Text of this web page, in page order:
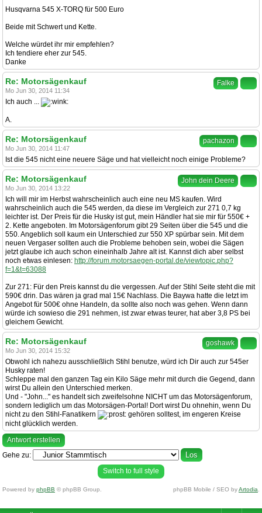
Husqvarna 545 X-TORQ für 500 Euro
Beide mit Schwert und Kette.
Welche würdet ihr mir empfehlen?
Ich tendiere eher zur 545.
Danke
Falke
Re: Motorsägenkauf
Mo Jun 30, 2014 11:34
Ich auch ...
A.
pachazon
Re: Motorsägenkauf
Mo Jun 30, 2014 11:47
Ist die 545 nicht eine neuere Säge und hat vielleicht noch einige Probleme?
John dein Deere
Re: Motorsägenkauf
Mo Jun 30, 2014 13:22
Ich will mir im Herbst wahrscheinlich auch eine neu MS kaufen. Wird
wahrscheinlich auch die 545 werden, da diese im Vergleich zur 271 0,7 kg
leichter ist. Der Preis für die Husky ist gut, mein Händler hat sie mir für 550€ +
2. Kette angeboten. Im Motorsägenforum gibt 29 Seiten über die 545 und die
550. Angeblich soll kaum ein Unterschied zur 550 XP spürbar sein. Mit dem
neuen Vergaser sollten auch die Probleme behoben sein, wobei die Sägen
jetzt glaube ich auch schon eineinhalb Jahre alt ist. Kannst dich aber selbst
noch etwas einlesen: http://forum.motorsaegen-portal.de/viewtopic.php?
f=1&t=63088
Zur 271: Für den Preis kannst du die vergessen. Auf der Stihl Seite steht die mit
590€ drin. Das wären ja grad mal 15€ Nachlass. Die Baywa hatte die letzt im
Angebot für 500€ ohne Handeln, da sollte also noch was gehen. Wenn dann
würde ich sowieso die 291 nehmen, ist zwar etwas teurer, hat aber 3,8 PS bei
gleichem Gewicht.
goshawk
Re: Motorsägenkauf
Mo Jun 30, 2014 15:32
Obwohl ich nahezu ausschließlich Stihl benutze, würd ich Dir auch zur 545er
Husky raten!
Schleppe mal den ganzen Tag ein Kilo Säge mehr mit durch die Gegend, dann
wirst Du allein den Unterschied merken.
Und - "John..." es handelt sich zweifelsohne NICHT um das Motorsägenforum,
sondern lediglich um das Motorsägen-Portal! Dort wirst Du ohnehin, wenn Du
nicht zu den Stihl-Fanatikern
gehören solltest, im engeren Kreise
nicht glücklich werden.
Antwort erstellen
Gehe zu:
Switch to full style
Powered by phpBB © phpBB Group. phpBB Mobile / SEO byArtodia